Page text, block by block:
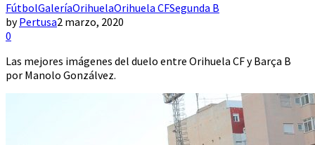
FútbolGaleríaOrihuelaOrihuela CFSegunda B
byPertusa2 marzo, 2020
0
Las mejores imágenes del duelo entre Orihuela CF y Barça B
por Manolo Gonzálvez.